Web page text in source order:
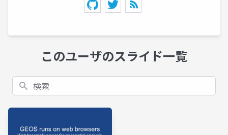
このユーザのスライド一覧
検索